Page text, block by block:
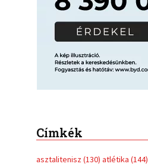
Címkék
asztalitenisz (130) atlétika (144)